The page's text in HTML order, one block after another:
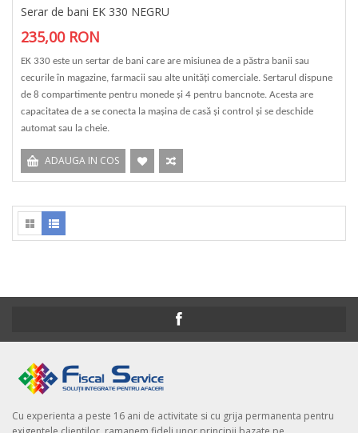
Serar de bani EK 330 NEGRU
235,00 RON
EK 330 este un sertar de bani care are misiunea de a păstra banii sau
cecurile în magazine, farmacii sau alte unități comerciale. Sertarul dispune
de 8 compartimente pentru monede și 4 pentru bancnote. Acesta are
capacitatea de a se conecta la mașina de casă și control și se deschide
automat sau la cheie.
ADAUGA IN COS
Cu experienta a peste 16 ani de activitate si cu grija permanenta pentru